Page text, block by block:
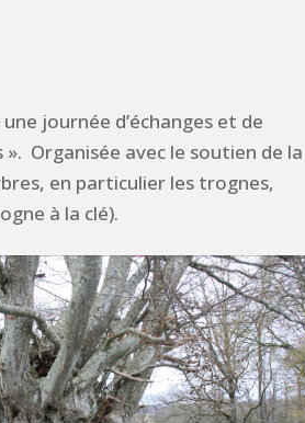
journée d’échanges et de
Organisée avec le soutien de la
en particulier les trognes,
à la clé).